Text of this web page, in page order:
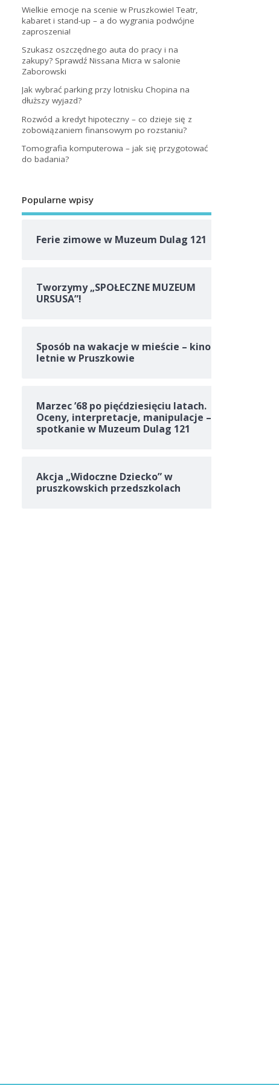
Wielkie emocje na scenie w Pruszkowie! Teatr,
kabaret i stand-up – a do wygrania podwójne
zaproszenia!
Szukasz oszczędnego auta do pracy i na
zakupy? Sprawdź Nissana Micra w salonie
Zaborowski
Jak wybrać parking przy lotnisku Chopina na
dłuższy wyjazd?
Rozwód a kredyt hipoteczny – co dzieje się z
zobowiązaniem finansowym po rozstaniu?
Tomografia komputerowa – jak się przygotować
do badania?
Popularne wpisy
Ferie zimowe w Muzeum Dulag 121
Tworzymy „SPOŁECZNE MUZEUM
URSUSA”!
Sposób na wakacje w mieście – kino
letnie w Pruszkowie
Marzec ’68 po pięćdziesięciu latach.
Oceny, interpretacje, manipulacje –
spotkanie w Muzeum Dulag 121
Akcja „Widoczne Dziecko” w
pruszkowskich przedszkolach